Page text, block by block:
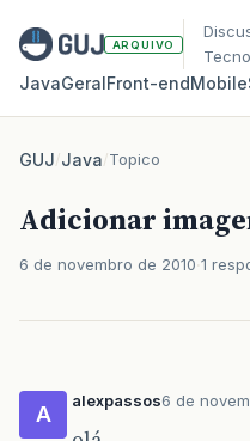
ARQUIVO
JavaGeralFront‑endMobile
GUJ/Java/Topico
Adicionar
6 de novembro de 2010 1
A
alexpassos6 de